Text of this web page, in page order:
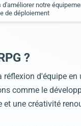
d'améliorer notre
de déploiement
?
d'équipe
comme le
une créativité